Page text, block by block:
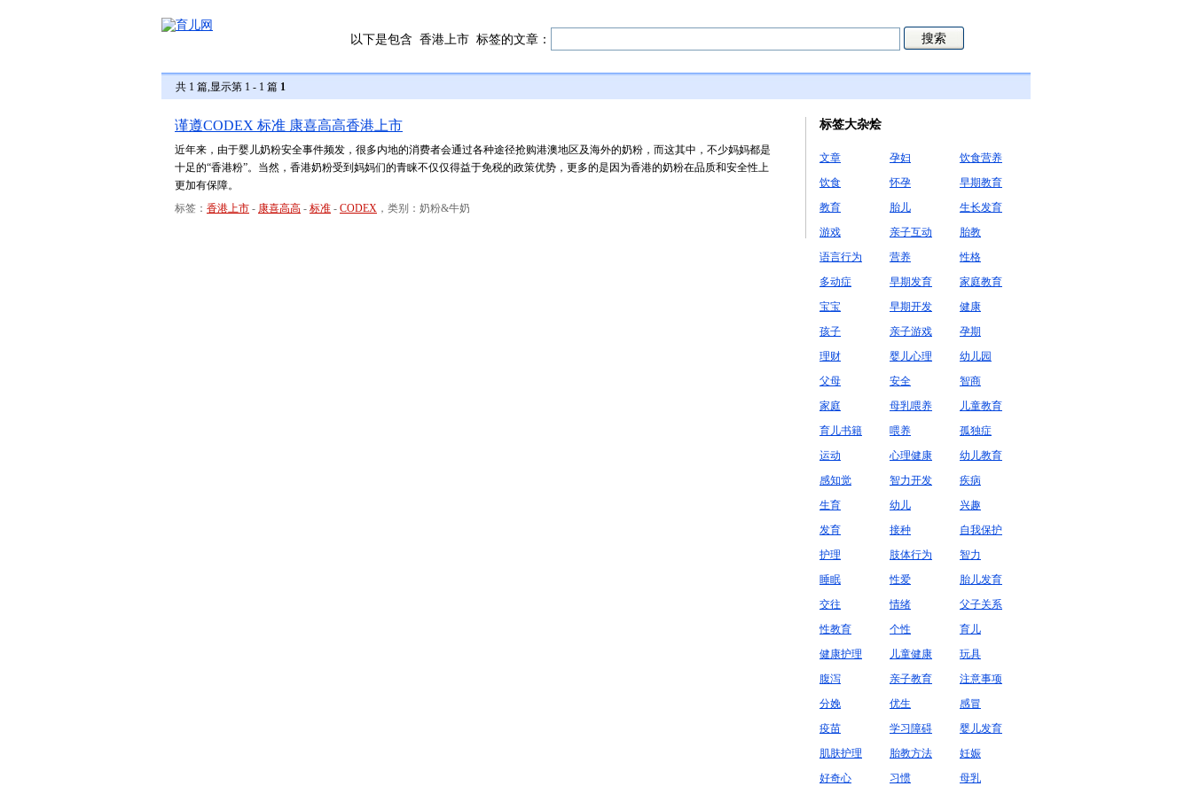
以下是包含 香港上市 标签的文章：
共 1 篇,显示第 1 - 1 篇 1
谨遵CODEX 标准 康喜高高香港上市
近年来，由于婴儿奶粉安全事件频发，很多内地的消费者会通过各种途径抢购港澳地区及海外的奶粉，而这其中，不少妈妈都是
十足的“香港粉”。当然，香港奶粉受到妈妈们的青睐不仅仅得益于免税的政策优势，更多的是因为香港的奶粉在品质和安全性上
更加有保障。
标签： 香港上市 - 康喜高高 - 标准 - CODEX ，类别：奶粉&牛奶
标签大杂烩
文章 孕妇
饮食营养
饮食
怀孕
早期教育
教育
胎儿
生长发育
游戏
亲子互动
胎教
语言行为
营养
性格
多动症
早期发育
家庭教育
宝宝
早期开发
健康
孩子
亲子游戏
孕期
理财
婴儿心理
幼儿园
父母
安全
智商
家庭
母乳喂养
儿童教育
育儿书籍
喂养
孤独症
运动
心理健康
幼儿教育
感知觉
智力开发
疾病
生育
幼儿
兴趣
发育
接种
自我保护
护理
肢体行为
智力
睡眠
性爱
胎儿发育
交往
情绪
父子关系
性教育
个性
育儿
健康护理
儿童健康
玩具
腹泻
亲子教育
注意事项
分娩
优生
感冒
疫苗
学习障碍
婴儿发育
肌肤护理
胎教方法
妊娠
好奇心
习惯 母乳